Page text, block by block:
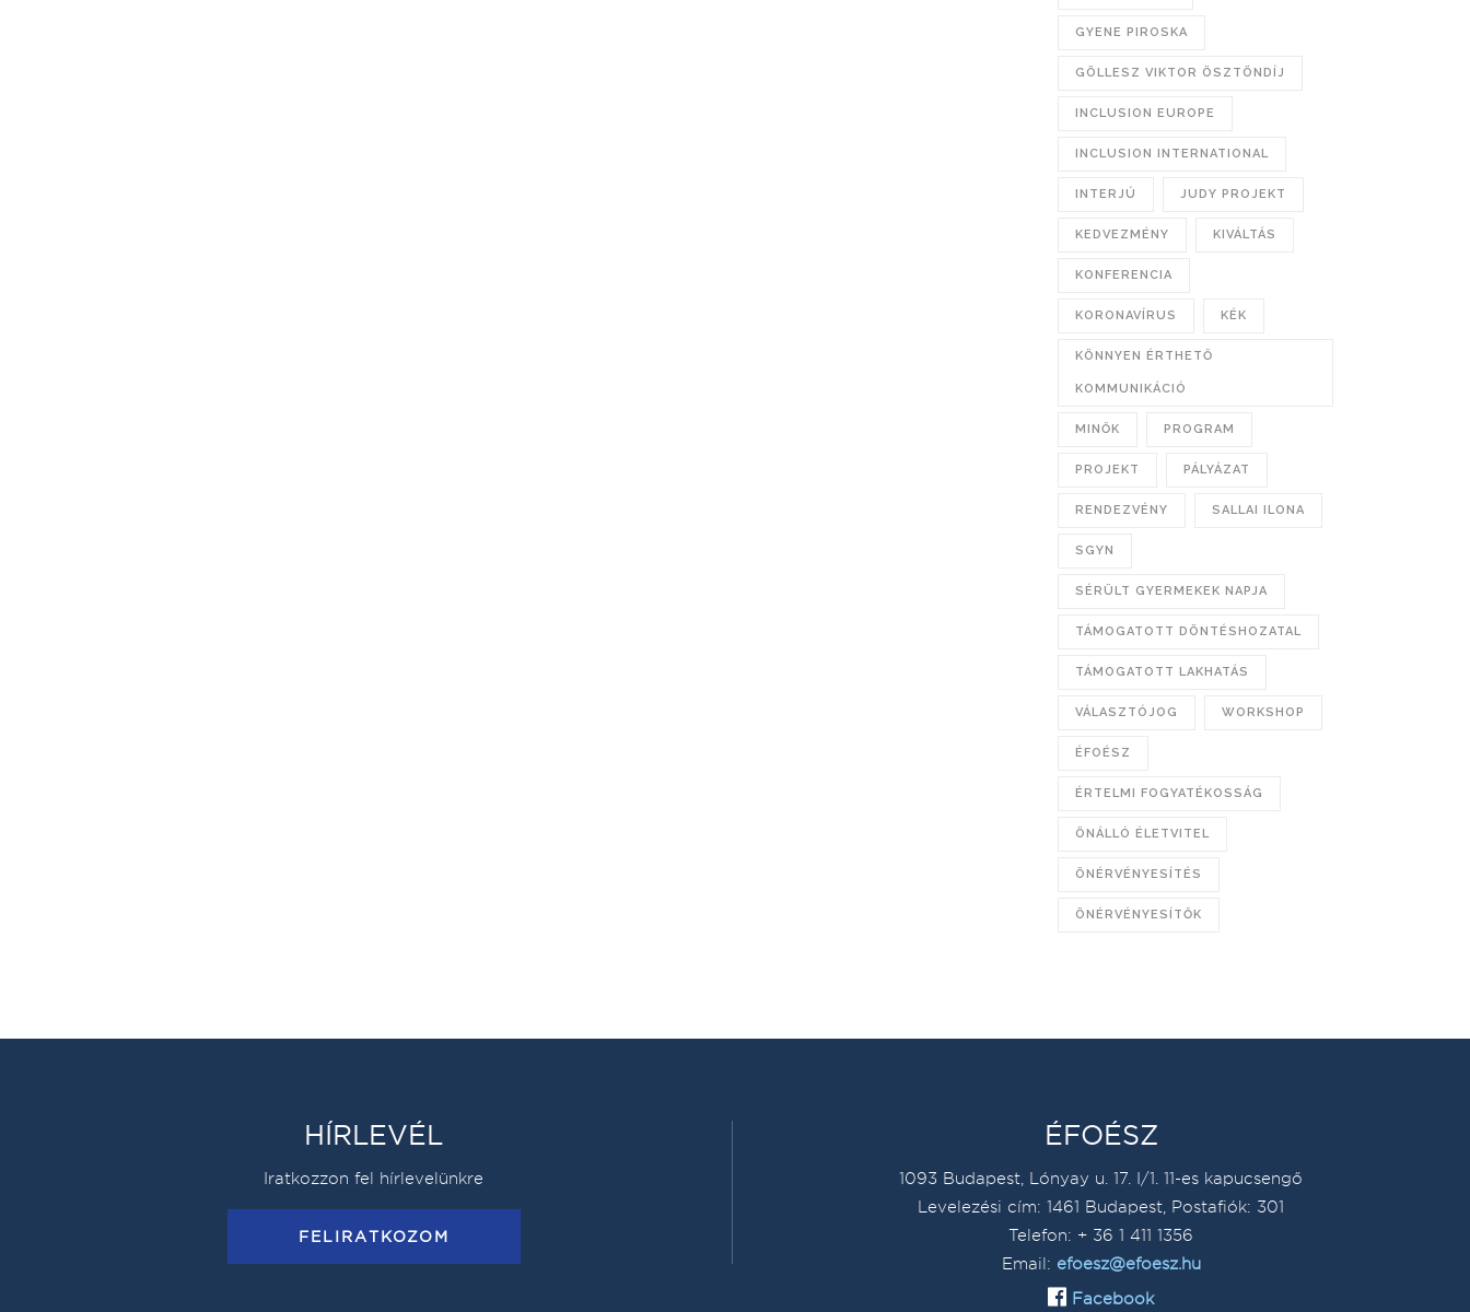
GYENE PIROSKA
GÖLLESZ VIKTOR ÖSZTÖNDÍJ
INCLUSION EUROPE
INCLUSION INTERNATIONAL
INTERJÚ JUDY PROJEKT
KEDVEZMÉNY KIVÁLTÁS
KONFERENCIA
KORONAVÍRUS KÉK
KÖNNYEN ÉRTHETŐ
KOMMUNIKÁCIÓ
MINŐK PROGRAM
PROJEKT PÁLYÁZAT
RENDEZVÉNY SALLAI ILONA
SGYN
SÉRÜLT GYERMEKEK NAPJA
TÁMOGATOTT DÖNTÉSHOZATAL
TÁMOGATOTT LAKHATÁS
VÁLASZTÓJOG WORKSHOP
ÉFOÉSZ
ÉRTELMI FOGYATÉKOSSÁG
ÖNÁLLÓ ÉLETVITEL
ÖNÉRVÉNYESÍTÉS
ÖNÉRVÉNYESÍTŐK
HÍRLEVÉL
Iratkozzon fel hírlevelünkre
FELIRATKOZOM
ÉFOÉSZ
1093 Budapest, Lónyay u. 17. I/1. 11-es kapucsengő
Levelezési cím: 1461 Budapest, Postafiók: 301
Telefon: + 36 1 411 1356
Email: efoesz@efoesz.hu
Facebook